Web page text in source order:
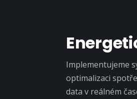
Implementujeme
optimalizaci
data v reálném